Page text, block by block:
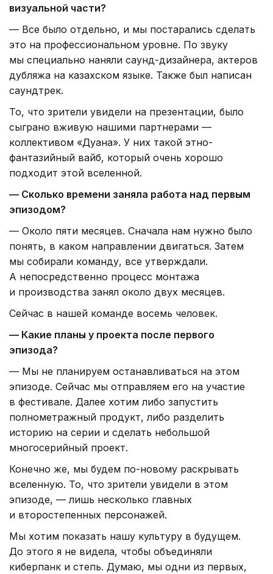
визуальной части?
— Все было отдельно, и мы постарались сделать
это на профессиональном уровне. По звуку
мы специально наняли саунд-дизайнера, актеров
дубляжа на казахском языке. Также был написан
саундтрек.
То, что зрители увидели на презентации, было
сыграно вживую нашими партнерами —
коллективом «Дуана». У них такой этно-
фантазийный вайб, который очень хорошо
подходит этой вселенной.
— Сколько времени заняла работа над первым
эпизодом?
— Около пяти месяцев. Сначала нам нужно было
понять, в каком направлении двигаться. Затем
мы собирали команду, все утверждали.
А непосредственно процесс монтажа
и производства занял около двух месяцев.
Сейчас в нашей команде восемь человек.
— Какие планы у проекта после первого
эпизода?
— Мы не планируем останавливаться на этом
эпизоде. Сейчас мы отправляем его на участие
в фестивале. Далее хотим либо запустить
полнометражный продукт, либо разделить
историю на серии и сделать небольшой
многосерийный проект.
Конечно же, мы будем по-новому раскрывать
вселенную. То, что зрители увидели в этом
эпизоде, — лишь несколько главных
и второстепенных персонажей.
Мы хотим показать нашу культуру в будущем.
До этого я не видела, чтобы объединяли
киберпанк и степь. Думаю, мы одни из первых,